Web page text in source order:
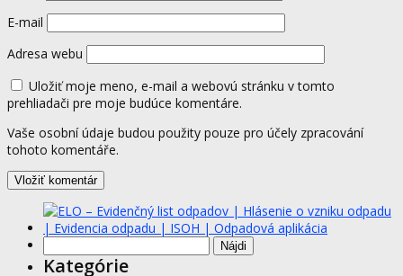
E-mail
Adresa webu
Uložiť moje meno, e-mail a webovú stránku v tomto
prehliadači pre moje budúce komentáre.
Vaše osobní údaje budou použity pouze pro účely zpracování
tohoto komentáře.
Kategórie